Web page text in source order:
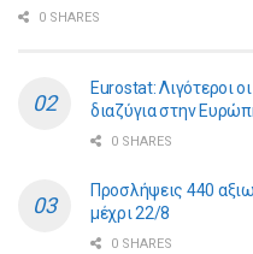
0 SHARES
Eurostat: Λιγότεροι
διαζύγια στην
0 SHARES
Προσλήψεις 440
μέχρι 22/8
0 SHARES